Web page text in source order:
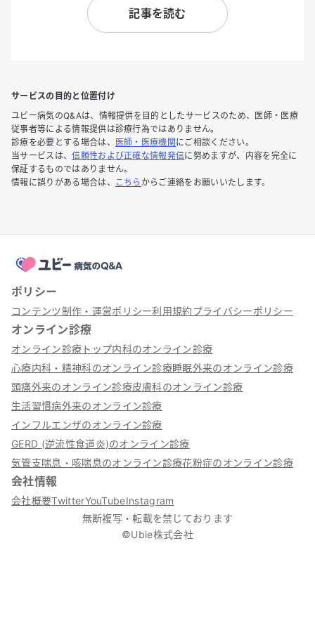
記事を読む
サービスの目的と位置付け
ユビー病気のQ&Aは、情報提供を目的としたサービスのため、医師・医療
従事者等による情報提供は診療行為ではありません。
診療を必要とする場合は、
医師・医療機関 にご相談ください。
当サービスは、信頼性および正確な情報発信に努めますが、内容を完全に
保証するものではありません。
情報に誤りがある場合は、
こちら からご連絡をお願いいたします。
ポリシー
コンテンツ制作・運営ポリシー利用規約プライバシーポリシー
オンライン診療
オンライン診療トップ内科のオンライン診療
心療内科・精神科のオンライン診療睡眠外来のオンライン診療
頭痛外来のオンライン診療皮膚科のオンライン診療
生活習慣病外来のオンライン診療
インフルエンザのオンライン診療
GERD (逆流性食道炎)のオンライン診療
気管支喘息・咳喘息のオンライン診療花粉症のオンライン診療
会社情報
会社概要TwitterYouTubeInstagram
無断複写・転載を禁じております
©Ubie株式会社